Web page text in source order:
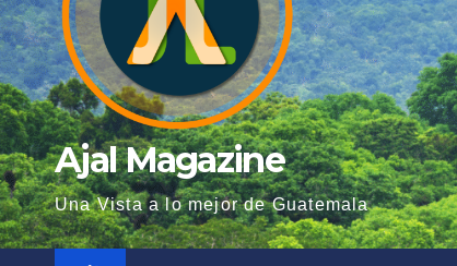
Ajal Magazine
Una Vista a lo mejor de Guatemala